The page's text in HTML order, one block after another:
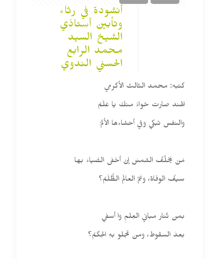
أنشودة في رثاء
وتأبين أستاذي
الشيخ السيد
محمد الرابع
الحسني الندوي
كتبه: محمد الثالث الأكرمي
الهند صارت خواءً منكَ يا عَلَمُ
والنفس تبكي وفي أحشاءها الألمُ
مَنْ يَخلُفُ الشمسَ إنْ أخفى الضياءَ بها
سيفُ الوفاة، وعَمَّ العالَمَ الظُّلَمُ؟
بمن تُنار مباني العِلمِ وا أسفي
بعدَ السقوط، ومن تجلو بهِ الحِكَمُ؟